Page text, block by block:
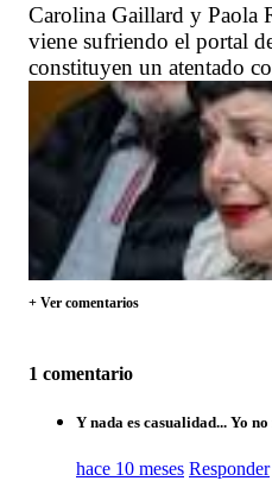
Carolina Gaillard y Paola
viene sufriendo el portal
constituyen un atentado
+ Ver comentarios
1 comentario
Y nada es casualidad... Yo
hace 10 meses Responder